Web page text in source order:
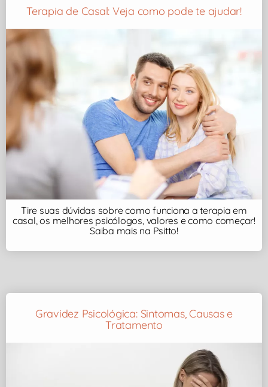
Terapia de Casal: Veja como pode te ajudar!
Tire suas dúvidas sobre como funciona a terapia em
casal, os melhores psicólogos, valores e como começar!
Saiba mais na Psitto!
Gravidez Psicológica: Sintomas, Causas e
Tratamento